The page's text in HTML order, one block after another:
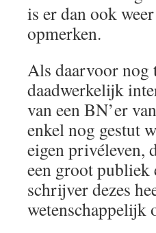
is er dan ook
opmerken.
Als daarvoor nog
daadwerkelijk
van een BN’er
enkel nog gestut
eigen privéleven,
een groot
schrijver dezes
wetenschappelijk